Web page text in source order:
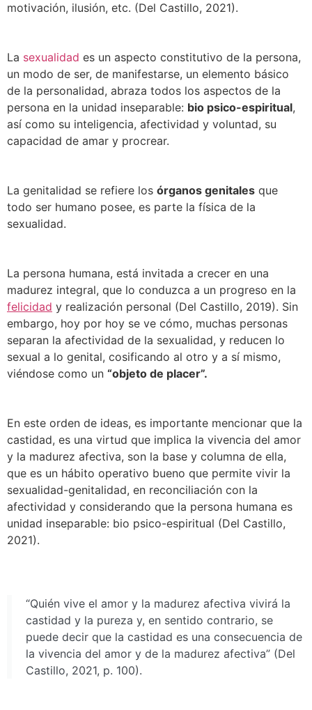
motivación, ilusión, etc. (Del Castillo, 2021).
La sexualidad es un aspecto constitutivo de la persona,
un modo de ser, de manifestarse, un elemento básico
de la personalidad, abraza todos los aspectos de la
persona en la unidad inseparable: bio psico-espiritual,
así como su inteligencia, afectividad y voluntad, su
capacidad de amar y procrear.
La genitalidad se refiere los órganos genitales que
todo ser humano posee, es parte la física de la
sexualidad.
La persona humana, está invitada a crecer en una
madurez integral, que lo conduzca a un progreso en la
felicidad y realización personal (Del Castillo, 2019). Sin
embargo, hoy por hoy se ve cómo, muchas personas
separan la afectividad de la sexualidad, y reducen lo
sexual a lo genital, cosificando al otro y a sí mismo,
viéndose como un “objeto de placer”.
En este orden de ideas, es importante mencionar que la
castidad, es una virtud que implica la vivencia del amor
y la madurez afectiva, son la base y columna de ella,
que es un hábito operativo bueno que permite vivir la
sexualidad-genitalidad, en reconciliación con la
afectividad y considerando que la persona humana es
unidad inseparable: bio psico-espiritual (Del Castillo,
2021).
“Quién vive el amor y la madurez afectiva vivirá la
castidad y la pureza y, en sentido contrario, se
puede decir que la castidad es una consecuencia de
la vivencia del amor y de la madurez afectiva” (Del
Castillo, 2021, p. 100).